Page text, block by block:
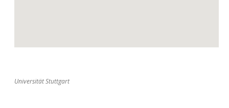
Universität Stuttgart